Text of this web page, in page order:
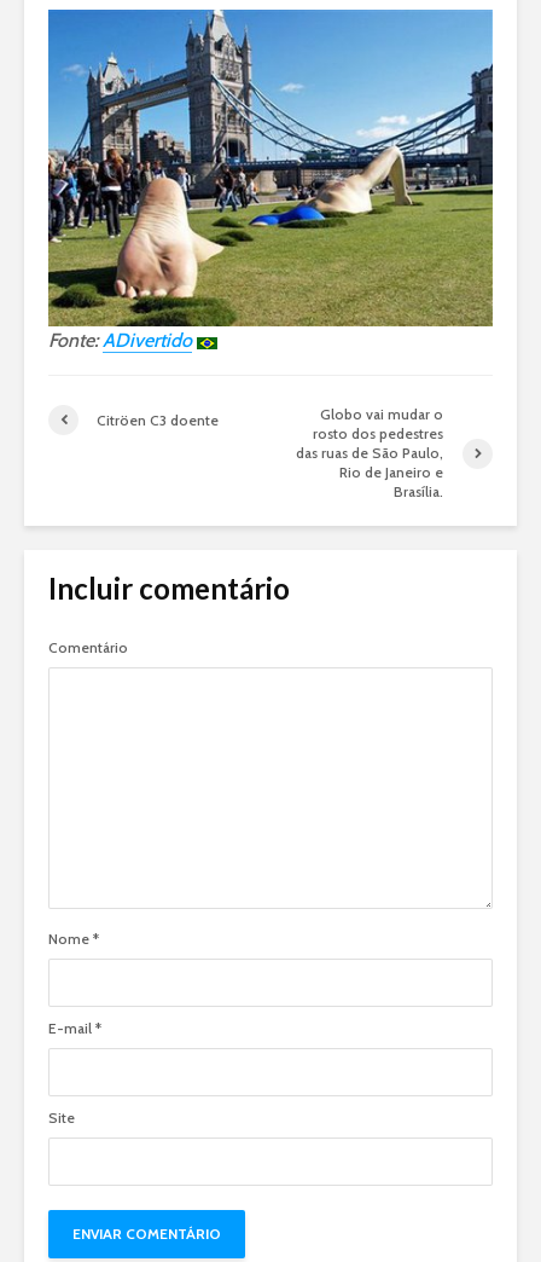
Fonte:ADivertido
Citröen C3 doente
Globo vai mudar o
rosto dos pedestres
das ruas de São Paulo,
Rio de Janeiro e
Brasília.
Incluir comentário
Comentário
Nome *
E-mail *
Site